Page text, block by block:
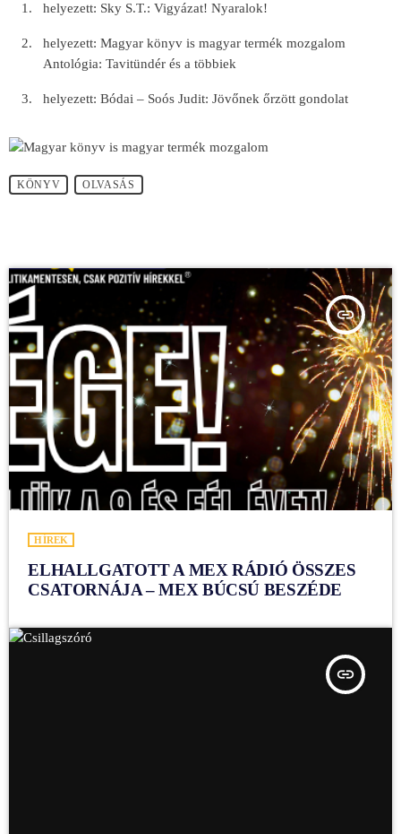
helyezett: Sky S.T.: Vigyázat! Nyaralok!
helyezett: Magyar könyv is magyar termék mozgalom
Antológia: Tavitündér és a többiek
helyezett: Bódai – Soós Judit: Jövőnek őrzött gondolat
KÖNYV OLVASÁS
insert_link
HÍREK
ELHALLGATOTT A MEX RÁDIÓ ÖSSZES
CSATORNÁJA – MEX BÚCSÚ BESZÉDE
insert_link